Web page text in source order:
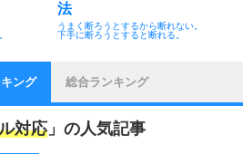
法
うまく断ろうとするから断れない。
下手に断ろうとすると断れる。
ング 総合ランキング
対応」の人気記事